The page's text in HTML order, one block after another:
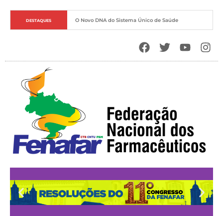
DESTAQUES O Novo DNA do Sistema Único de Saúde